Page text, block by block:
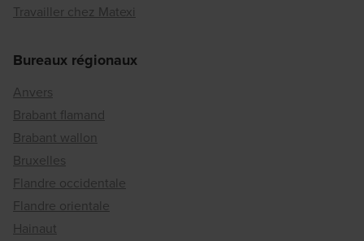
Travailler chez Matexi
Bureaux régionaux
Anvers
Brabant flamand
Brabant wallon
Bruxelles
Flandre occidentale
Flandre orientale
Hainaut